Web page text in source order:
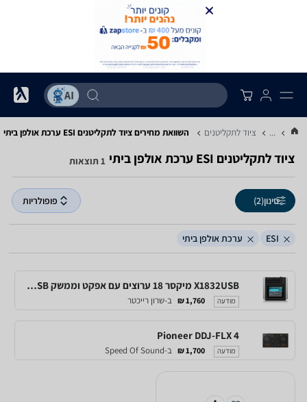
... ציוד לתקליטנים השוואת מחירים ציוד לתקליטנים ‏ESI ‏ערכת אולפן ביתי
ציוד לתקליטנים ‏ESI ‏ערכת אולפן ביתי 1 תוצאות
סינון(2) פופולריות
ESI ערכת אולפן ביתי
X1832USB מיקסר 18 ערוצים עם אפקט וממשק USB של Behringer
מודעה 1,760 ₪ ב-שרון רייכטר
Pioneer DDJ-FLX 4
מודעה 1,700 ₪ ב-Speed Of Sound